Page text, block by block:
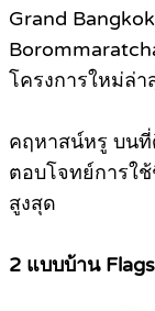
Grand
โครงการใหม่ล่า
คฤหาสน์หรู บน
ตอบโจทย์การใ
สูงสุด
2 แบบบ้าน